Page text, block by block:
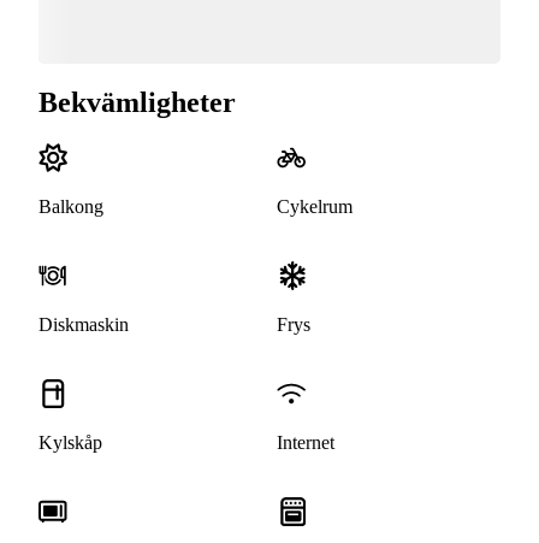
Bekvämligheter
Balkong Cykelrum
Diskmaskin Frys
Kylskåp Internet